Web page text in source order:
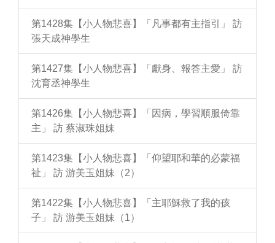
第1428集【小人物悲喜】「凡事都有主指引」 訪
張天成神學生
第1427集【小人物悲喜】「獻身、報答主愛」 訪
沈育丞神學生
第1426集【小人物悲喜】「因病，學習順服倚靠
主」 訪 蔡淑珠姐妹
第1423集【小人物悲喜】「仰望耶和華的必蒙福
祉」 訪 游美玉姐妹（2）
第1422集【小人物悲喜】「主耶穌救了我的孩
子」 訪 游美玉姐妹（1）